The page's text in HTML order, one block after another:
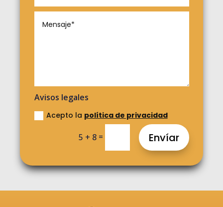
Avisos legales
Acepto la política de privacidad
5 + 8= Envíar